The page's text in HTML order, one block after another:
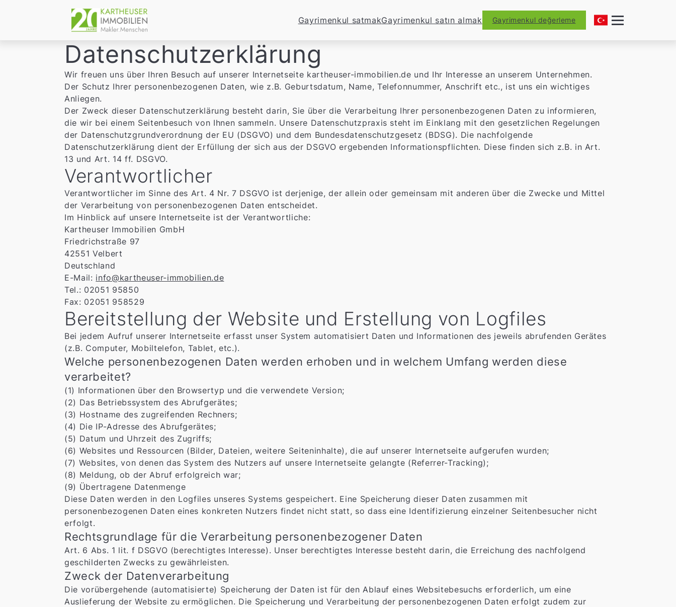
Gayrimenkul satmakGayrimenkul satın almak Gayrimenkul değerleme
Datenschutzerklärung
Wir freuen uns über Ihren Besuch auf unserer Internetseite kartheuser-immobilien.de und Ihr Interesse an unserem Unternehmen.
Der Schutz Ihrer personenbezogenen Daten, wie z.B. Geburtsdatum, Name, Telefonnummer, Anschrift etc., ist uns ein wichtiges
Anliegen.
Der Zweck dieser Datenschutzerklärung besteht darin, Sie über die Verarbeitung Ihrer personenbezogenen Daten zu informieren,
die wir bei einem Seitenbesuch von Ihnen sammeln. Unsere Datenschutzpraxis steht im Einklang mit den gesetzlichen Regelungen
der Datenschutzgrundverordnung der EU (DSGVO) und dem Bundesdatenschutzgesetz (BDSG). Die nachfolgende
Datenschutzerklärung dient der Erfüllung der sich aus der DSGVO ergebenden Informationspflichten. Diese finden sich z.B. in Art.
13 und Art. 14 ff. DSGVO.
Verantwortlicher
Verantwortlicher im Sinne des Art. 4 Nr. 7 DSGVO ist derjenige, der allein oder gemeinsam mit anderen über die Zwecke und Mittel
der Verarbeitung von personenbezogenen Daten entscheidet.
Im Hinblick auf unsere Internetseite ist der Verantwortliche:
Kartheuser Immobilien GmbH
Friedrichstraße 97
42551 Velbert
Deutschland
E-Mail: info@kartheuser-immobilien.de
Tel.: 02051 95850
Fax: 02051 958529
Bereitstellung der Website und Erstellung von Logfiles
Bei jedem Aufruf unserer Internetseite erfasst unser System automatisiert Daten und Informationen des jeweils abrufenden Gerätes
(z.B. Computer, Mobiltelefon, Tablet, etc.).
Welche personenbezogenen Daten werden erhoben und in welchem Umfang werden diese
verarbeitet?
(1) Informationen über den Browsertyp und die verwendete Version;
(2) Das Betriebssystem des Abrufgerätes;
(3) Hostname des zugreifenden Rechners;
(4) Die IP-Adresse des Abrufgerätes;
(5) Datum und Uhrzeit des Zugriffs;
(6) Websites und Ressourcen (Bilder, Dateien, weitere Seiteninhalte), die auf unserer Internetseite aufgerufen wurden;
(7) Websites, von denen das System des Nutzers auf unsere Internetseite gelangte (Referrer-Tracking);
(8) Meldung, ob der Abruf erfolgreich war;
(9) Übertragene Datenmenge
Diese Daten werden in den Logfiles unseres Systems gespeichert. Eine Speicherung dieser Daten zusammen mit
personenbezogenen Daten eines konkreten Nutzers findet nicht statt, so dass eine Identifizierung einzelner Seitenbesucher nicht
erfolgt.
Rechtsgrundlage für die Verarbeitung personenbezogener Daten
Art. 6 Abs. 1 lit. f DSGVO (berechtigtes Interesse). Unser berechtigtes Interesse besteht darin, die Erreichung des nachfolgend
geschilderten Zwecks zu gewährleisten.
Zweck der Datenverarbeitung
Die vorübergehende (automatisierte) Speicherung der Daten ist für den Ablauf eines Websitebesuchs erforderlich, um eine
Auslieferung der Website zu ermöglichen. Die Speicherung und Verarbeitung der personenbezogenen Daten erfolgt zudem zur